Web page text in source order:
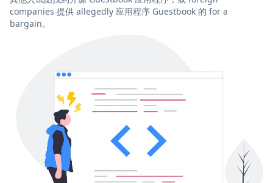
companies 提供 allegedly 应用程序 Guestbook 的 for a
bargain。